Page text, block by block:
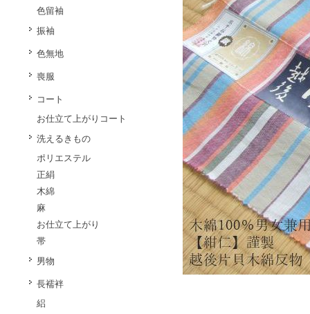
色留袖
振袖
色無地
喪服
コート
お仕立て上がりコート
洗えるきもの
ポリエステル
正絹
木綿
麻
お仕立て上がり
帯
男物
長襦袢
絽